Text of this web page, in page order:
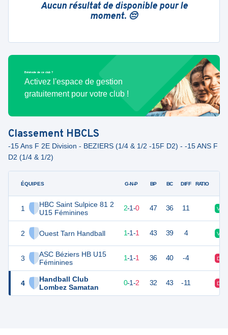
Aucun résultat de disponible pour le
moment. 😔
Bénévole de ce club ?
Activez l'espace de gestion
gratuitement pour votre club !
Classement HBCLS
-15 Ans F 2E Division - BEZIERS (1/4 & 1/2 -15F D2) - -15 ANS F
D2 (1/4 & 1/2)
ÉQUIPES
1
HBC Saint Sulpice 81 2
U15 Féminines
2 Ouest Tarn Handball
3
ASC Béziers HB U15
Féminines
4
Handball Club
Lombez Samatan
G-N-P BP BC DIFF RATIO
8 3 2-1-0 47 36 11 V
6 1-1-1 43 39 4 V
6 1-1-1 36 40 -4 D
0-1-2 32 43 -11 D